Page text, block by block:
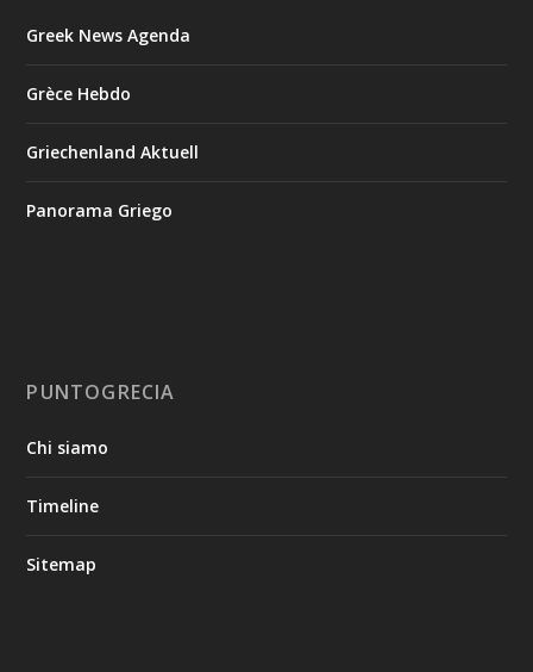
Greek News Agenda
Grèce Hebdo
Griechenland Aktuell
Panorama Griego
PUNTOGRECIA
Chi siamo
Timeline
Sitemap